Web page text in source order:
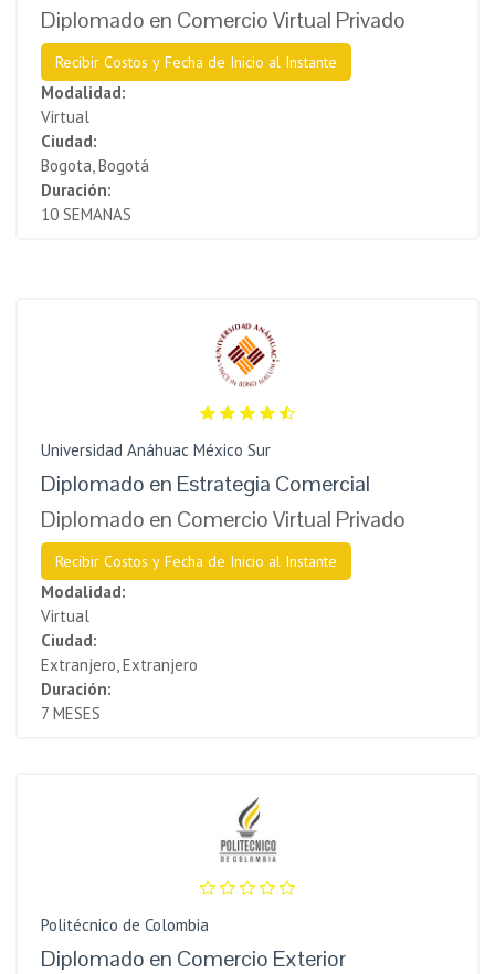
Diplomado en Comercio Virtual Privado
Recibir Costos y Fecha de Inicio al Instante
Modalidad:
Virtual
Ciudad:
Bogota, Bogotá
Duración:
10 SEMANAS
Universidad Anáhuac México Sur
Diplomado en Estrategia Comercial
Diplomado en Comercio Virtual Privado
Recibir Costos y Fecha de Inicio al Instante
Modalidad:
Virtual
Ciudad:
Extranjero, Extranjero
Duración:
7 MESES
Politécnico de Colombia
Diplomado en Comercio Exterior